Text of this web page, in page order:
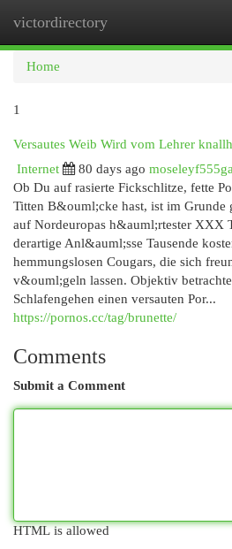
victordirectory
Home
1
Versautes Weib Wird vom Lehrer
Internet
80 days ago
Ob Du auf rasierte Fickschlitze, fette
Titten B&ouml;cke hast, ist im Grunde
auf Nordeuropas h&auml;rtester XXX
derartige Anl&auml;sse Tausende
hemmungslosen Cougars, die sich
v&ouml;geln lassen. Objektiv
Schlafengehen einen versauten Por...
https://pornos.cc/tag/brunette/
Comments
Submit a Comment
HTML is allowed